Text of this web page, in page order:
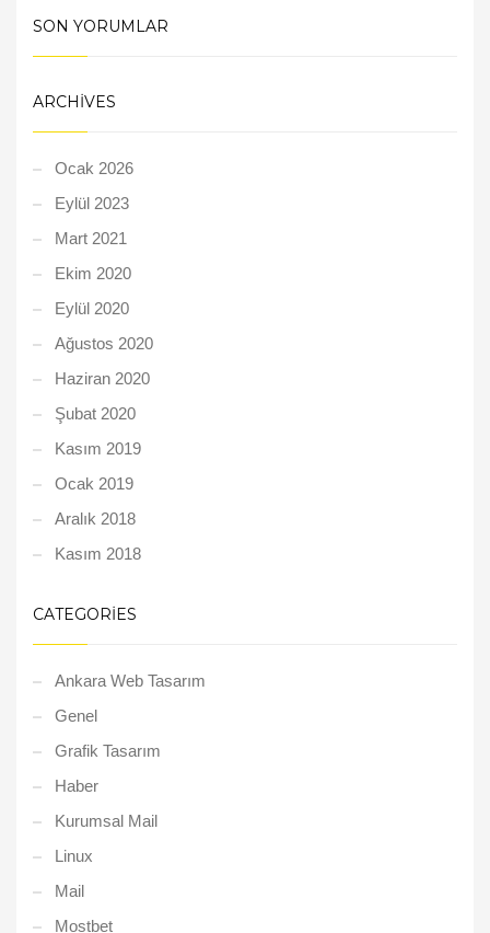
SON YORUMLAR
ARCHIVES
Ocak 2026
Eylül 2023
Mart 2021
Ekim 2020
Eylül 2020
Ağustos 2020
Haziran 2020
Şubat 2020
Kasım 2019
Ocak 2019
Aralık 2018
Kasım 2018
CATEGORIES
Ankara Web Tasarım
Genel
Grafik Tasarım
Haber
Kurumsal Mail
Linux
Mail
Mostbet